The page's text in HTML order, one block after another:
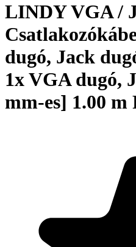
LINDY VGA /
dugó, Jack
1x VGA dugó,
mm-es] 1.00 m